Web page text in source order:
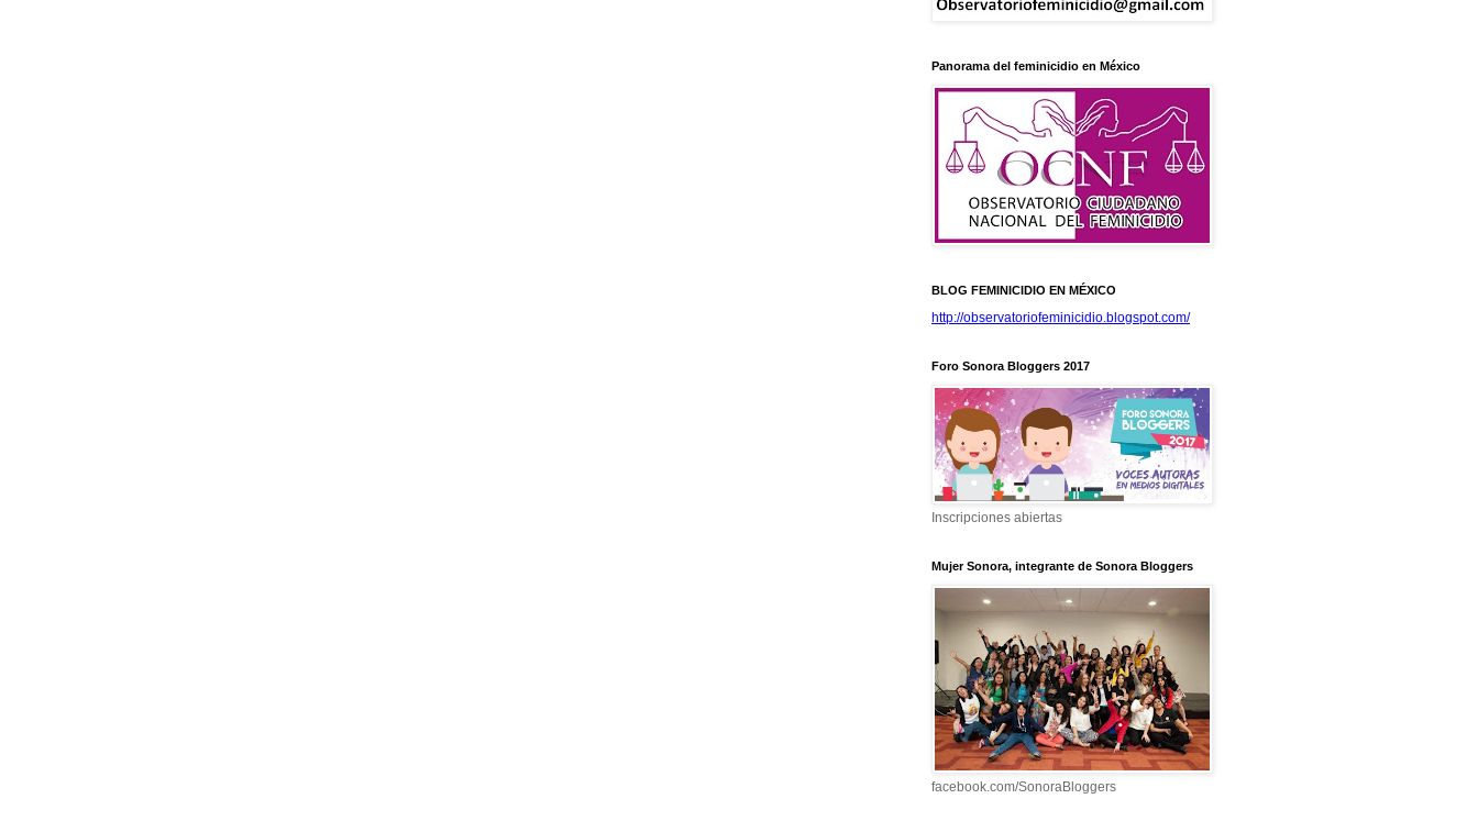
Panorama del feminicidio en México
BLOG FEMINICIDIO EN MÉXICO
http://observatoriofeminicidio.blogspot.com/
Foro Sonora Bloggers 2017
Inscripciones abiertas
Mujer Sonora, integrante de Sonora Bloggers
facebook.com/SonoraBloggers